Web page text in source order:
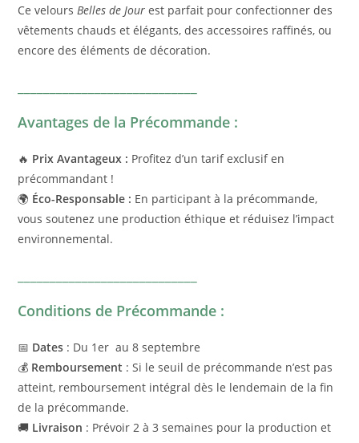
Ce veloursBelles de Jour est parfait pour confectionner des
vêtements chauds et élégants, des accessoires raffinés, ou
encore des éléments de décoration.
Avantages de la Précommande :
🔥 Prix Avantageux : Profitez d’un tarif exclusif en
précommandant !
🌍 Éco-Responsable : En participant à la précommande,
vous soutenez une production éthique et réduisez l’impact
environnemental.
Conditions de Précommande :
📅 Dates : Du 1er au 8 septembre
💰 Remboursement : Si le seuil de précommande n’est pas
atteint, remboursement intégral dès le lendemain de la fin
de la précommande.
🚚 Livraison : Prévoir 2 à 3 semaines pour la production et